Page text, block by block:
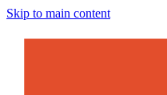
Skip to main content